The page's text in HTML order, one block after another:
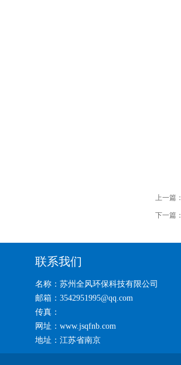
上一篇：
下一篇：
联系我们
名称：苏州全风环保科技有限公司
邮箱：3542951995@qq.com
传真：
网址：www.jsqfnb.com
地址：江苏省南京